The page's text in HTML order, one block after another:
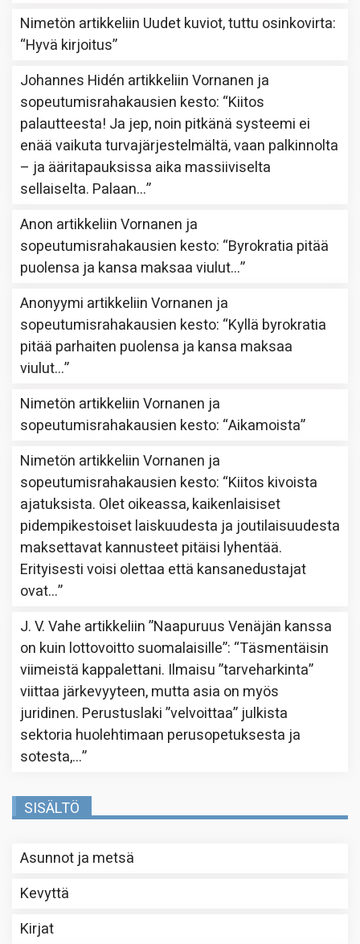
Nimetön artikkeliin Uudet kuviot, tuttu osinkovirta:
“Hyvä kirjoitus”
Johannes Hidén artikkeliinVornanen ja
sopeutumisrahakausien kesto: “Kiitos
palautteesta! Ja jep, noin pitkänä systeemi ei
enää vaikuta turvajärjestelmältä, vaan palkinnolta
– ja ääritapauksissa aika massiiviselta
sellaiselta. Palaan…”
Anon artikkeliinVornanen ja
sopeutumisrahakausien kesto: “Byrokratia pitää
puolensa ja kansa maksaa viulut…”
Anonyymi artikkeliinVornanen ja
sopeutumisrahakausien kesto: “Kyllä byrokratia
pitää parhaiten puolensa ja kansa maksaa
viulut…”
Nimetön artikkeliinVornanen ja
sopeutumisrahakausien kesto: “Aikamoista”
Nimetön artikkeliinVornanen ja
sopeutumisrahakausien kesto: “Kiitos kivoista
ajatuksista. Olet oikeassa, kaikenlaisiset
pidempikestoiset laiskuudesta ja joutilaisuudesta
maksettavat kannusteet pitäisi lyhentää.
Erityisesti voisi olettaa että kansanedustajat
ovat…”
J. V. Vahe artikkeliin”Naapuruus Venäjän kanssa
on kuin lottovoitto suomalaisille”: “Täsmentäisin
viimeistä kappalettani. Ilmaisu ”tarveharkinta”
viittaa järkevyyteen, mutta asia on myös
juridinen. Perustuslaki ”velvoittaa” julkista
sektoria huolehtimaan perusopetuksesta ja
sotesta,…”
SISÄLTÖ
Asunnot ja metsä
Kevyttä
Kirjat